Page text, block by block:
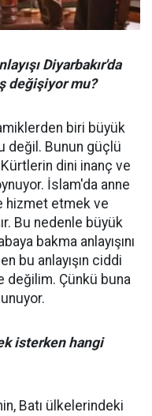
Diyarbakır'da
değişiyor mu?
biri büyük
değil. Bunun güçlü
dini inanç ve
İslam'da anne
hizmet etmek ve
Bu nedenle büyük
bakma anlayışını
bu anlayışın ciddi
değilim. Çünkü buna
isterken hangi
Batı ülkelerindeki